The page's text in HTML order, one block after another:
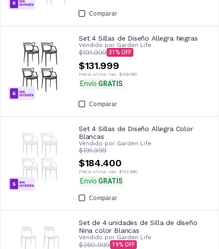
Comparar
Set 4 Sillas de Diseño Allegra Negras
Vendido por Garden Life
$191.999 31
$131.999
Precio s/imp. nac. $109.090
Envío GRATIS
Comparar
Set 4 Sillas de Diseño Allegra Color
Blancas
Vendido por Garden Life
$191.999
$184.400
Precio s/imp. nac. $152.990
Envío GRATIS
Comparar
Set de 4 unidades de Silla de diseño
Nina color Blancas
Vendido por Garden Life
$260.999 19